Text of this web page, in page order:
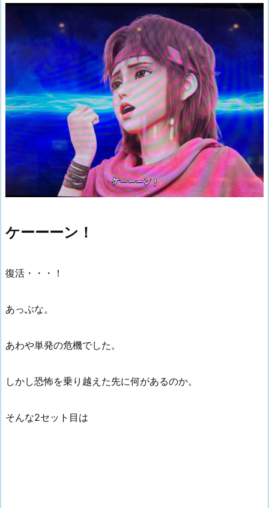
ケーーーン！
復活・・・！
あっぶな。
あわや単発の危機でした。
しかし恐怖を乗り越えた先に何があるのか。
そんな2セット目は